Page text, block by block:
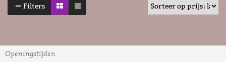
Filters
Openingstijden